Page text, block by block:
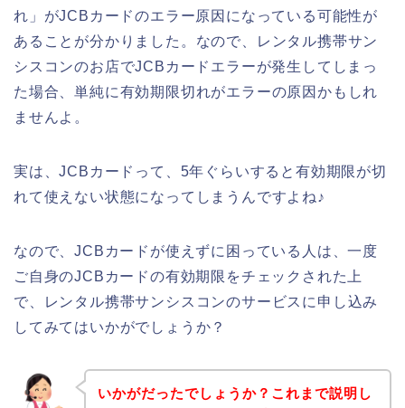
れ」がJCBカードのエラー原因になっている可能性が
あることが分かりました。なので、レンタル携帯サン
シスコンのお店でJCBカードエラーが発生してしまっ
た場合、単純に有効期限切れがエラーの原因かもしれ
ませんよ。
実は、JCBカードって、5年ぐらいすると有効期限が切
れて使えない状態になってしまうんですよね♪
なので、JCBカードが使えずに困っている人は、一度
ご自身のJCBカードの有効期限をチェックされた上
で、レンタル携帯サンシスコンのサービスに申し込み
してみてはいかがでしょうか？
いかがだったでしょうか？これまで説明し